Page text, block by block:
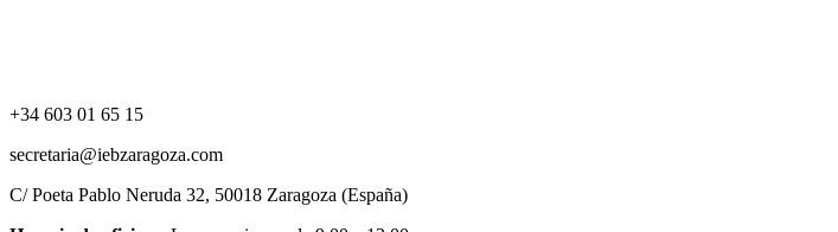
+34 603 01 65 15
secretaria@iebzaragoza.com
C/ Poeta Pablo Neruda 32, 50018 Zaragoza (España)